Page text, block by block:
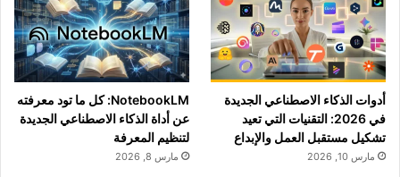
أدوات الذكاء الاصطناعي الجديدة
في 2026: التقنيات التي تعيد
تشكيل مستقبل العمل والإبداع
مارس 10, 2026
NotebookLM: كل ما تود معرفته
عن أداة الذكاء الاصطناعي الجديدة
لتنظيم المعرفة
مارس 8, 2026